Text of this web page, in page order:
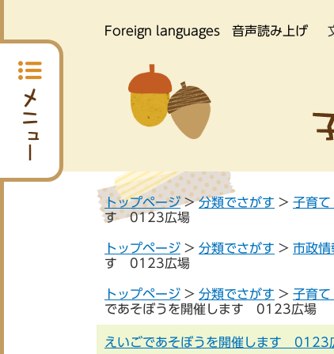
Foreign languages 音声読み上げ
トップページ >分類でさがす > 子育て
す 0123広場
トップページ > 分類でさがす > 市政情
す 0123広場
トップページ > 分類でさがす > 子育て
であそぼうを開催します 0123広場
えいごであそぼうを開催します 0123